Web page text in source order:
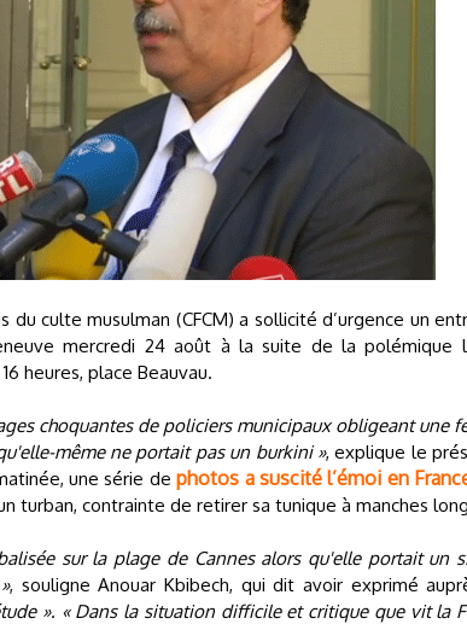
du culte musulman (CFCM) a sollicité d’urgence un
mercredi 24 août à la suite de la polémique
heures, place Beauvau.
choquantes de policiers municipaux obligeant une
même ne portait pas un burkini », explique le
une série dephotos a suscité l’émoi en
turban, contrainte de retirer sa tunique à manches
sur la plage de Cannes alors qu'elle portait un
, souligne Anouar Kbibech, qui dit avoir exprimé
». « Dans la situation difficile et critique que vit la